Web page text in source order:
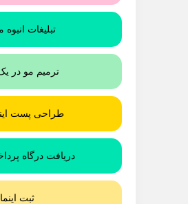
تبلیغات
ترمیم مو در
طراحی پست
دریافت درگاه
ثبت